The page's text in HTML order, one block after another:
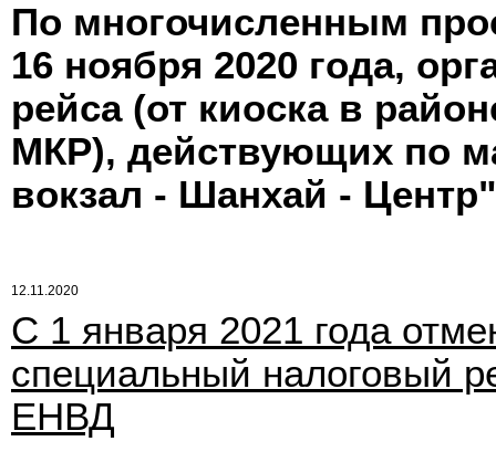
По многочисленным
16 ноября 2020 года,
рейса (от киоска в
МКР), действующих по
вокзал - Шанхай -
12.11.2020
С 1 января 2021 года
специальный налоговый
ЕНВД